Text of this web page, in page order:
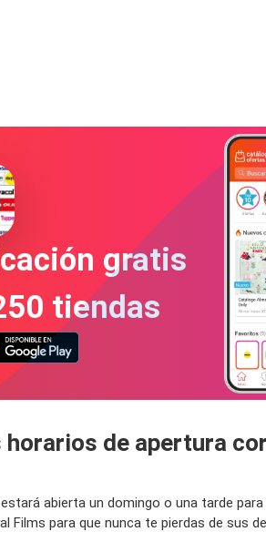
gratis
tiendas
de apertura
abierta un domingo o una tarde
para que nunca te pierdas de sus